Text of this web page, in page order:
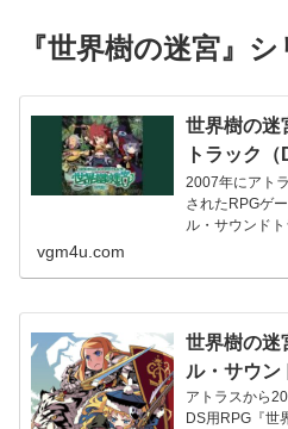
『世界樹の迷宮』
世界樹の迷
トラック
源版）― 古
2007年にアト
されたRPGゲ
ル・サウンド
というコンセ
音色が用いら
は、ゲーム時
PC8801のFM
vgm4u.com
世界樹の
ル・サウ
アトラスから
DS用RPG『世